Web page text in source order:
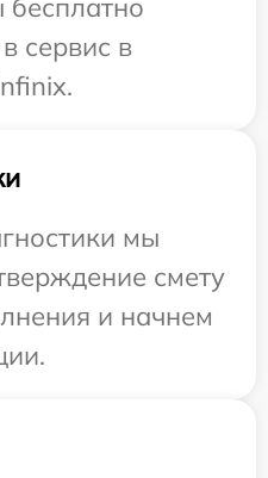
бесплатно
сервис в
мы
смету
и начнем